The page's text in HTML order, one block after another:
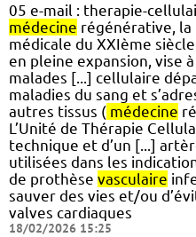
05 e-mail : therapie-
médecine régénérative,
médicale du XXIème
en pleine expansion, vise
malades [...] cellulaire
maladies du sang et
autres tissus ( médecine
L’Unité de Thérapie
technique et d’un [...]
utilisées dans les
de prothèse vasculaire
sauver des vies et/ou
valves cardiaques
18/02/2026 15:25